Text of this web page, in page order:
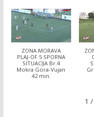
ZONA MORAVA
PLAJ-OF 5 SPORNA
SITUACIJA Br.4
Mokra Gora-Vujan
42 min.
1 /